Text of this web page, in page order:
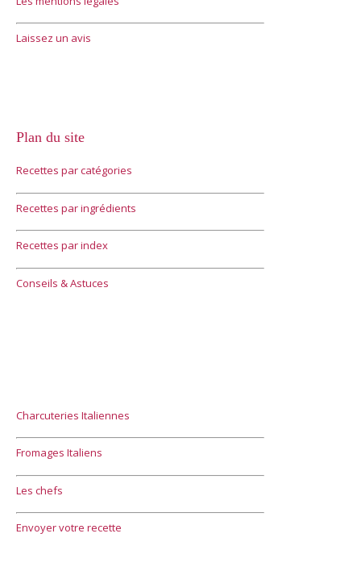
Laissez un avis
Plan du site
Recettes par catégories
Recettes par ingrédients
Recettes par index
Conseils & Astuces
Charcuteries Italiennes
Fromages Italiens
Les chefs
Envoyer votre recette